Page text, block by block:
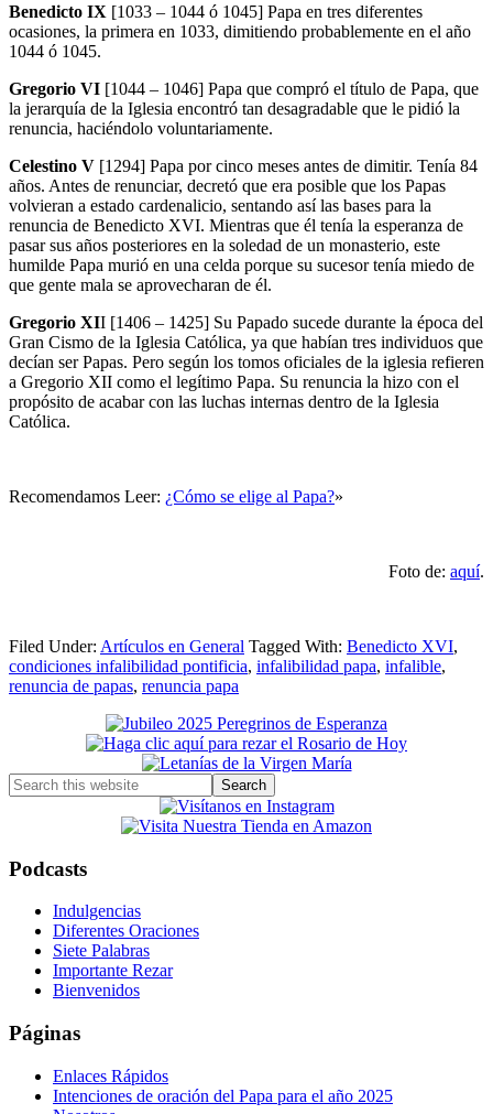
Benedicto IX [1033 – 1044 ó 1045] Papa en tres diferentes
ocasiones, la primera en 1033, dimitiendo probablemente en el año
1044 ó 1045.
Gregorio VI [1044 – 1046] Papa que compró el título de Papa, que
la jerarquía de la Iglesia encontró tan desagradable que le pidió la
renuncia, haciéndolo voluntariamente.
Celestino V [1294] Papa por cinco meses antes de dimitir. Tenía 84
años. Antes de renunciar, decretó que era posible que los Papas
volvieran a estado cardenalicio, sentando así las bases para la
renuncia de Benedicto XVI. Mientras que él tenía la esperanza de
pasar sus años posteriores en la soledad de un monasterio, este
humilde Papa murió en una celda porque su sucesor tenía miedo de
que gente mala se aprovecharan de él.
Gregorio XII [1406 – 1425] Su Papado sucede durante la época del
Gran Cismo de la Iglesia Católica, ya que habían tres individuos que
decían ser Papas. Pero según los tomos oficiales de la iglesia refieren
a Gregorio XII como el legítimo Papa. Su renuncia la hizo con el
propósito de acabar con las luchas internas dentro de la Iglesia
Católica.
Recomendamos Leer: ¿Cómo se elige al Papa?»
Foto de: aquí.
Filed Under: Artículos en General Tagged With: Benedicto XVI,
condiciones infalibilidad pontificia, infalibilidad papa, infalible,
renuncia de papas, renuncia papa
Primary
Sidebar
Search
this
Podcasts
Indulgencias
Diferentes Oraciones
Siete Palabras
Importante Rezar
Bienvenidos
Páginas
Enlaces Rápidos
Intenciones de oración del Papa para el año 2025